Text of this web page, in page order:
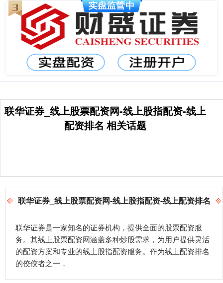
联华证券_线上股票配资网-线上股指配资-线上
配资排名 相关话题
联华证券_线上股票配资网-线上股指配资-线上配资排名
联华证券是一家知名的证券机构，提供全面的股票配资服
务。其线上股票配资网涵盖多种炒股需求，为用户提供灵活
的配资方案和专业的线上股指配资服务。作为线上配资排名
的佼佼者之一，